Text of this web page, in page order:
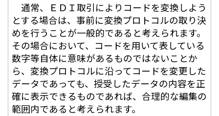
通常、ＥＤＩ取引によりコードを変換しよう
とする場合は、事前に変換プロトコルの取り決
めを行うことが一般的であると考えられます。
その場合において、コードを用いて表している
数字等自体に意味があるものではないことか
ら、変換プロトコルに沿ってコードを変更した
データであっても、授受したデータの内容を正
確に表示できるものであれば、合理的な編集の
範囲内であると考えられます。